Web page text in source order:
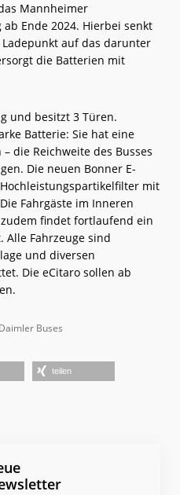
Mannheimer
Ende 2024. Hierbei senkt
auf das darunter
die Batterien mit
und besitzt 3 Türen.
Batterie: Sie hat eine
die Reichweite des Busses
Die neuen Bonner E-
mit
Fahrgäste im Inneren
findet fortlaufend ein
Alle Fahrzeuge sind
und diversen
Die eCitaro sollen ab
Buses
teilen